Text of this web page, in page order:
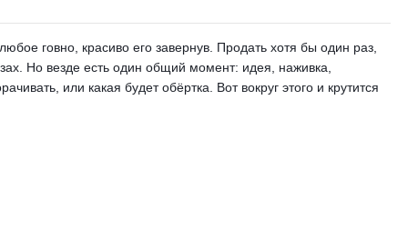
говно, красиво его завернув. Продать хотя бы один раз,
Но везде есть один общий момент: идея, наживка,
или какая будет обёртка. Вот вокруг этого и крутится